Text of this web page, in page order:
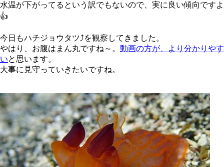
水温が下がってるという訳でもないので、実に良い傾向ですよ
👍
今日もハチジョウタツ⤴を観察してきました。
やはり、お腹はまん丸ですね～。 動画の方が、より分かりやす
いと思います。
大事に見守っていきたいですね。